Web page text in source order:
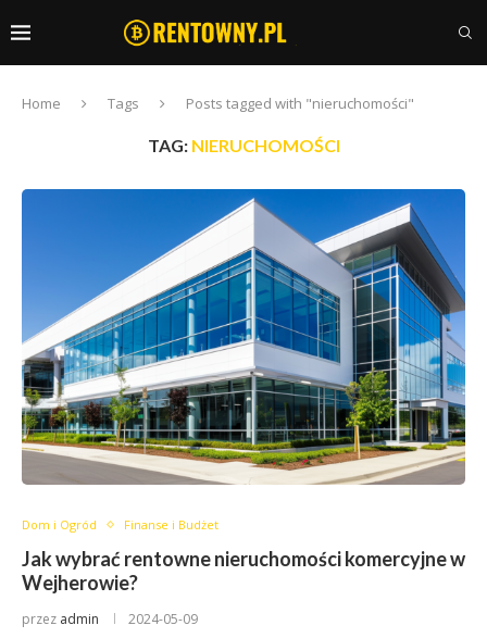
Home Tags Posts tagged with "nieruchomości"
TAG: NIERUCHOMOŚCI
Dom i Ogród Finanse i Budżet
Jak wybrać rentowne nieruchomości komercyjne w
Wejherowie?
przez admin 2024-05-09